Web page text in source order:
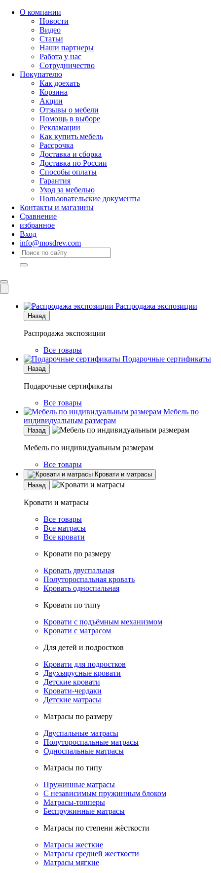
О компании
Новости
Видео
Статьи
Наши партнеры
Работа у нас
Сотрудничество
Покупателю
Как доехать
Корзина
Акции
Отзывы о мебели
Помощь в выборе
Рекламации
Как купить мебель
Рассрочка
Доставка и сборка
Доставка по России
Способы оплаты
Гарантия
Уход за мебелью
Пользовательские документы
Контакты и магазины
Сравнение
избранное
Вход
info@mosdrev.com
Распродажа экспозиции
Назад
Распродажа экспозиции
Все товары
Подарочные сертификаты
Назад
Подарочные сертификаты
Все товары
Мебель по
индивидуальным размерам
Назад
Мебель по индивидуальным размерам
Все товары
Кровати и матрасы
Назад
Кровати и матрасы
Все товары
Все матрасы
Все кровати
Кровати по размеру
Кровать двуспальная
Полутороспальная кровать
Кровать односпальная
Кровати по типу
Кровати с подъёмным механизмом
Кровати с матрасом
Для детей и подростков
Кровати для подростков
Двухъярусные кровати
Детские кровати
Кровати-чердаки
Детские матрасы
Матрасы по размеру
Двуспальные матрасы
Полутороспальные матрасы
Односпальные матрасы
Матрасы по типу
Пружинные матрасы
С независимым пружинным блоком
Матрасы-топперы
Беспружинные матрасы
Матрасы по степени жёсткости
Матрасы жесткие
Матрасы средней жесткости
Матрасы мягкие